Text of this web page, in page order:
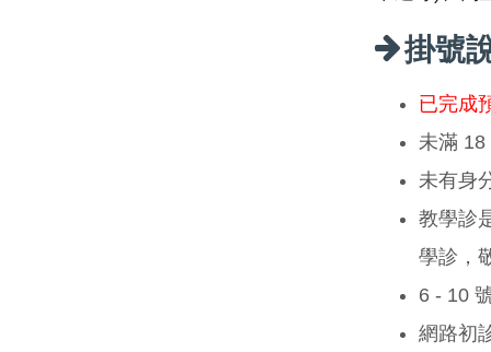
掛號
已完成
未滿 18
未有身
教學診
學診，
6 - 10
網路初